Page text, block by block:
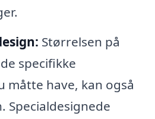
Størrelsen på
specifikke
måtte have, kan også
Specialdesignede